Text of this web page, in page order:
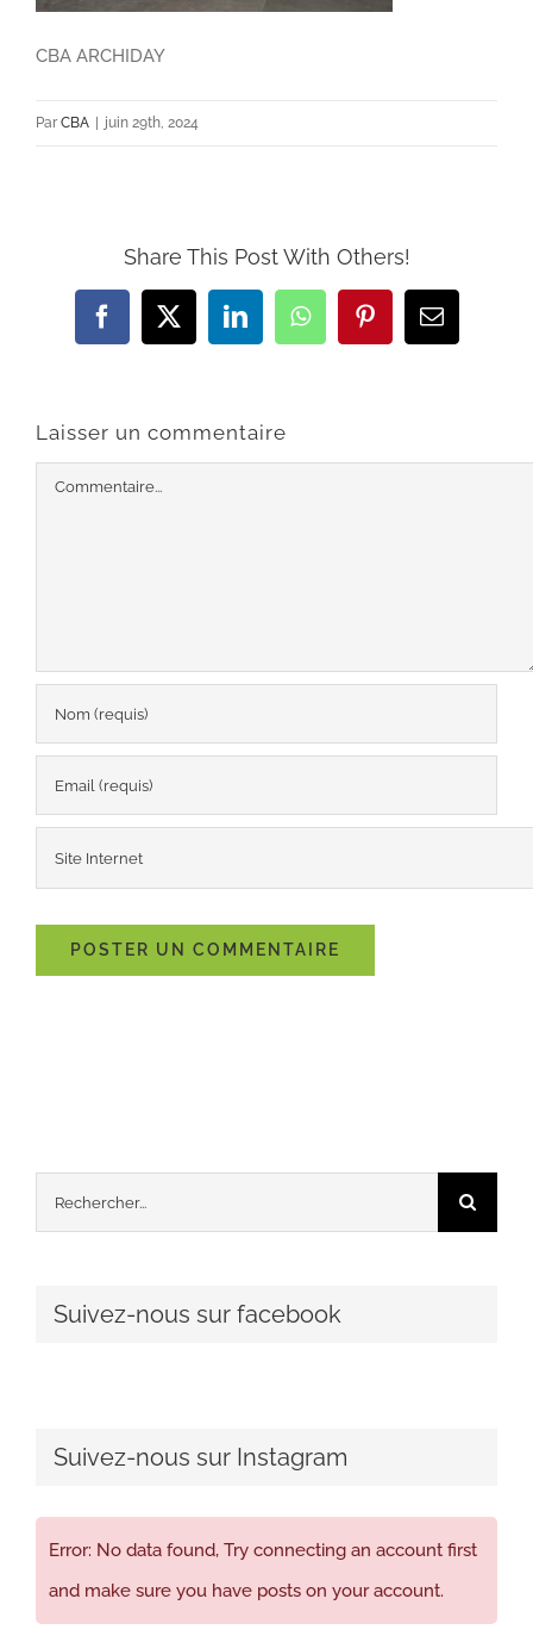
CBA ARCHIDAY
Par CBA | juin 29th, 2024
Share This Post With Others!
Facebook
X LinkedInWhatsAppPinterestEmail
Laisser un commentaire
Commentaire
Rechercher:
Suivez-nous sur facebook
Suivez-nous sur Instagram
Error: No data found, Try connecting an account first
and make sure you have posts on your account.